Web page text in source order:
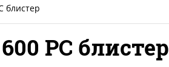
блистер
PC блистер